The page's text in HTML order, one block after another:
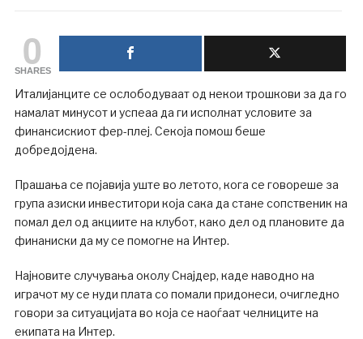
0
SHARES
Италијанците се ослободуваат од некои трошкови за да го
намалат минусот и успеаа да ги исполнат условите за
финансискиот фер-плеј. Секоја помош беше
добредојдена.
Прашања се појавија уште во летото, кога се говореше за
група азиски инвеститори која сака да стане сопственик на
помал дел од акциите на клубот, како дел од плановите да
финаниски да му се помогне на Интер.
Најновите случувања околу Снајдер, каде наводно на
играчот му се нуди плата со помали придонеси, очигледно
говори за ситуацијата во која се наоѓаат челниците на
екипата на Интер.